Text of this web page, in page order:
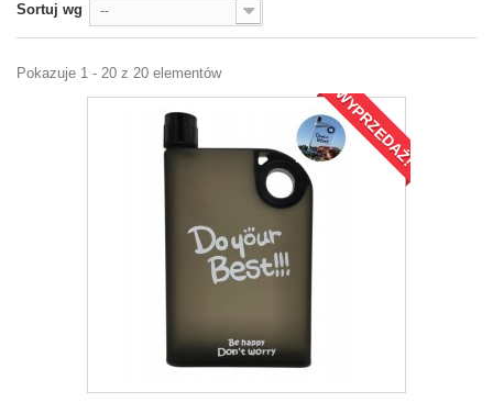
Sortuj wg --
Pokazuje 1 - 20 z 20 elementów
WYPRZEDAŻ!